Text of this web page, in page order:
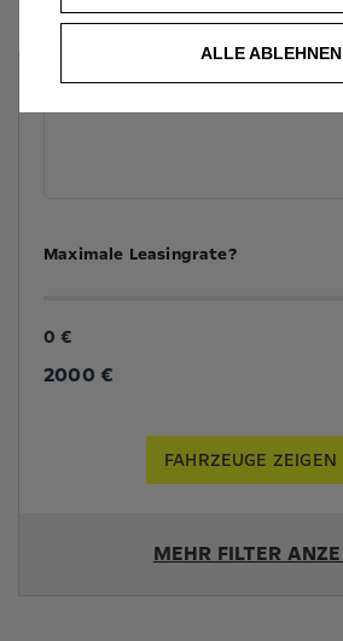
Welches Fahrzeug?
Maximale Leasingrate?
0 €
2000 €
FAHRZEUGE ZEIGEN
MEHR FILTER
ALLE ABLEHNEN